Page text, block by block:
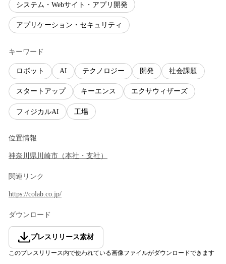
システム・Webサイト・アプリ開発
アプリケーション・セキュリティ
キーワード
ロボット AI テクノロジー 開発 社会課題
スタートアップ キーエンス エクサウィザーズ
フィジカルAI 工場
位置情報
神奈川県川崎市 （本社・支社 ）
関連リンク
https://colab.co.jp/
ダウンロード
プレスリリース素材
このプレスリリース内で使われている画像ファイルがダウンロードできます